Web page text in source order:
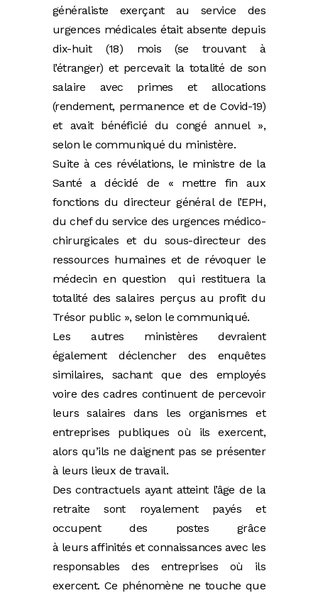
généraliste exerçant au service des
urgences médicales était absente depuis
dix-huit (18) mois (se trouvant à
l’étranger) et percevait la totalité de son
salaire avec primes et allocations
(rendement, permanence et de Covid-19)
et avait bénéficié du congé annuel »,
selon le communiqué du ministère.
Suite à ces révélations, le ministre de la
Santé a décidé de « mettre fin aux
fonctions du directeur général de l’EPH,
du chef du service des urgences médico-
chirurgicales et du sous-directeur des
ressources humaines et de révoquer le
médecin en question qui restituera la
totalité des salaires perçus au profit du
Trésor public », selon le communiqué.
Les autres ministères devraient
également déclencher des enquêtes
similaires, sachant que des employés
voire des cadres continuent de percevoir
leurs salaires dans les organismes et
entreprises publiques où ils exercent,
alors qu’ils ne daignent pas se présenter
à leurs lieux de travail.
Des contractuels ayant atteint l’âge de la
retraite sont royalement payés et
occupent des postes grâce
à leurs affinités et connaissances avec les
responsables des entreprises où ils
exercent. Ce phénomène ne touche que